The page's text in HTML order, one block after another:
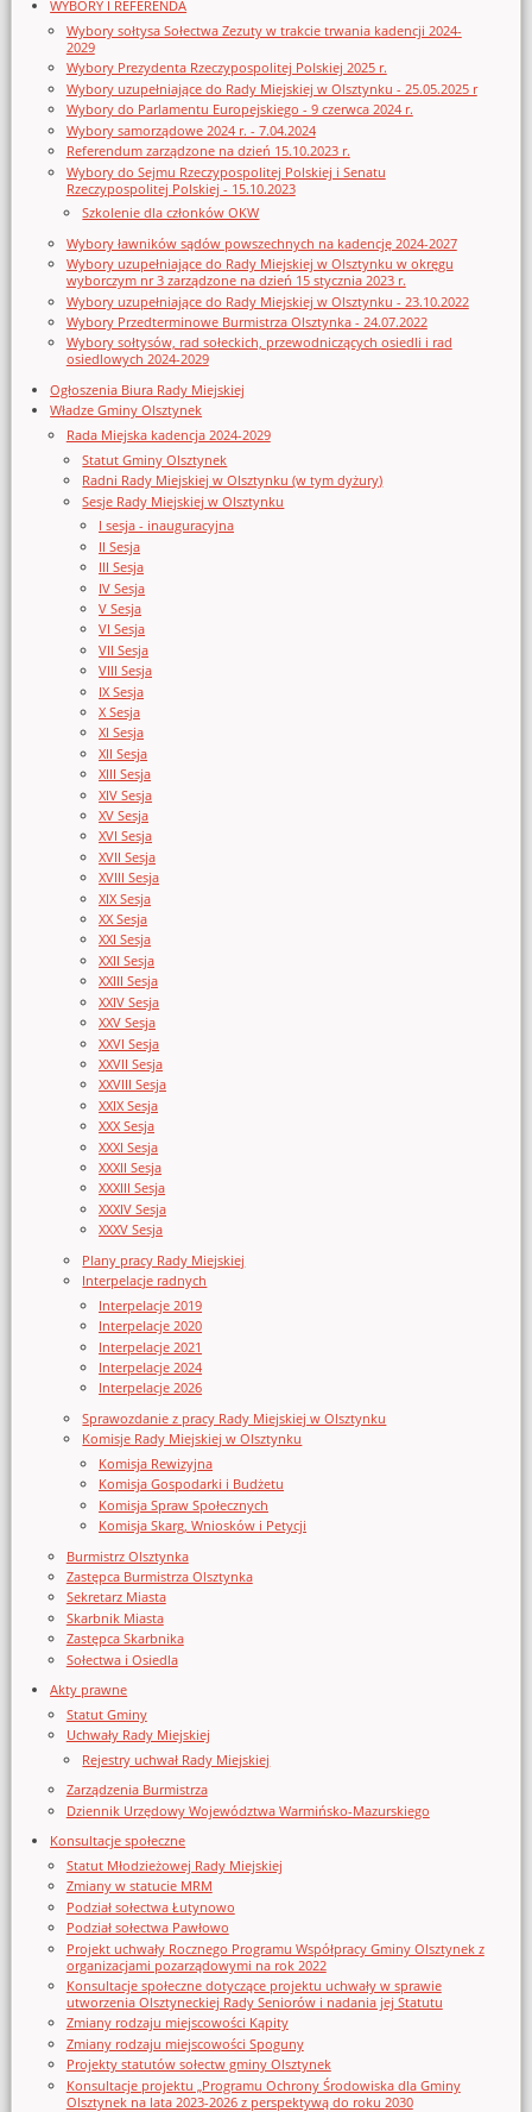
WYBORY I REFERENDA
Wybory sołtysa Sołectwa Zezuty w trakcie trwania kadencji 2024-
2029
Wybory Prezydenta Rzeczypospolitej Polskiej 2025 r.
Wybory uzupełniające do Rady Miejskiej w Olsztynku - 25.05.2025 r
Wybory do Parlamentu Europejskiego - 9 czerwca 2024 r.
Wybory samorządowe 2024 r. - 7.04.2024
Referendum zarządzone na dzień 15.10.2023 r.
Wybory do Sejmu Rzeczypospolitej Polskiej i Senatu
Rzeczypospolitej Polskiej - 15.10.2023
Szkolenie dla członków OKW
Wybory ławników sądów powszechnych na kadencję 2024-2027
Wybory uzupełniające do Rady Miejskiej w Olsztynku w okręgu
wyborczym nr 3 zarządzone na dzień 15 stycznia 2023 r.
Wybory uzupełniające do Rady Miejskiej w Olsztynku - 23.10.2022
Wybory Przedterminowe Burmistrza Olsztynka - 24.07.2022
Wybory sołtysów, rad sołeckich, przewodniczących osiedli i rad
osiedlowych 2024-2029
Ogłoszenia Biura Rady Miejskiej
Władze Gminy Olsztynek
Rada Miejska kadencja 2024-2029
Statut Gminy Olsztynek
Radni Rady Miejskiej w Olsztynku (w tym dyżury)
Sesje Rady Miejskiej w Olsztynku
I sesja - inauguracyjna
II Sesja
III Sesja
IV Sesja
V Sesja
VI Sesja
VII Sesja
VIII Sesja
IX Sesja
X Sesja
XI Sesja
XII Sesja
XIII Sesja
XIV Sesja
XV Sesja
XVI Sesja
XVII Sesja
XVIII Sesja
XIX Sesja
XX Sesja
XXI Sesja
XXII Sesja
XXIII Sesja
XXIV Sesja
XXV Sesja
XXVI Sesja
XXVII Sesja
XXVIII Sesja
XXIX Sesja
XXX Sesja
XXXI Sesja
XXXII Sesja
XXXIII Sesja
XXXIV Sesja
XXXV Sesja
Plany pracy Rady Miejskiej
Interpelacje radnych
Interpelacje 2019
Interpelacje 2020
Interpelacje 2021
Interpelacje 2024
Interpelacje 2026
Sprawozdanie z pracy Rady Miejskiej w Olsztynku
Komisje Rady Miejskiej w Olsztynku
Komisja Rewizyjna
Komisja Gospodarki i Budżetu
Komisja Spraw Społecznych
Komisja Skarg, Wniosków i Petycji
Burmistrz Olsztynka
Zastępca Burmistrza Olsztynka
Sekretarz Miasta
Skarbnik Miasta
Zastępca Skarbnika
Sołectwa i Osiedla
Akty prawne
Statut Gminy
Uchwały Rady Miejskiej
Rejestry uchwał Rady Miejskiej
Zarządzenia Burmistrza
Dziennik Urzędowy Województwa Warmińsko-Mazurskiego
Konsultacje społeczne
Statut Młodzieżowej Rady Miejskiej
Zmiany w statucie MRM
Podział sołectwa Łutynowo
Podział sołectwa Pawłowo
Projekt uchwały Rocznego Programu Współpracy Gminy Olsztynek z
organizacjami pozarządowymi na rok 2022
Konsultacje społeczne dotyczące projektu uchwały w sprawie
utworzenia Olsztyneckiej Rady Seniorów i nadania jej Statutu
Zmiany rodzaju miejscowości Kąpity
Zmiany rodzaju miejscowości Spoguny
Projekty statutów sołectw gminy Olsztynek
Konsultacje projektu „Programu Ochrony Środowiska dla Gminy
Olsztynek na lata 2023-2026 z perspektywą do roku 2030